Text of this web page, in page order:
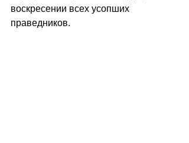
воскресении всех усопших
праведников.